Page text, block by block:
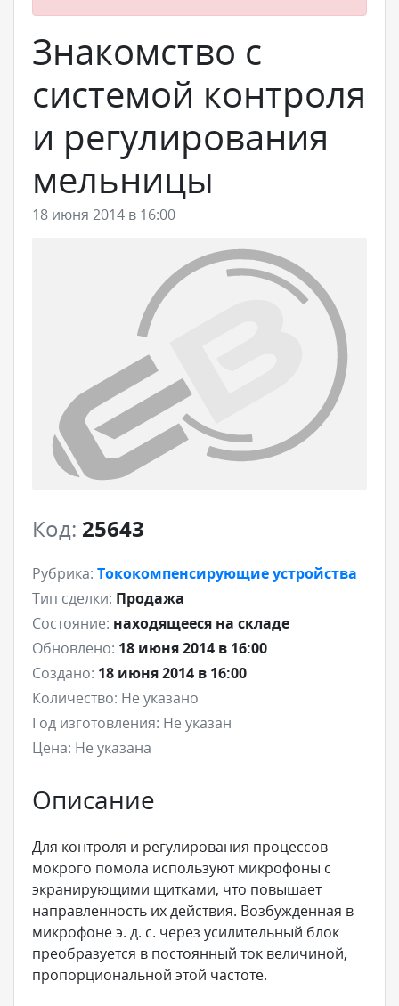
Знакомство с
системой контроля
и регулирования
мельницы
18 июня 2014 в 16:00
Код: 25643
Рубрика: Тококомпенсирующие устройства
Тип сделки: Продажа
Состояние: находящееся на складе
Обновлено: 18 июня 2014 в 16:00
Создано: 18 июня 2014 в 16:00
Количество: Не указано
Год изготовления: Не указан
Цена: Не указана
Описание
Для контроля и регулирования процессов
мокрого помола используют микрофоны с
экранирующими щитками, что повышает
направленность их действия. Возбужденная в
микрофоне э. д. с. через усилительный блок
преобразуется в постоянный ток величиной,
пропорциональной этой частоте.